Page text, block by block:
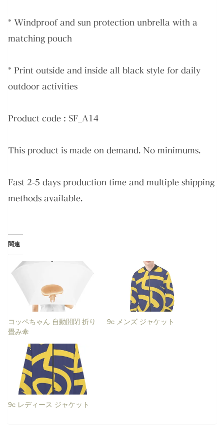
* Windproof and sun protection unbrella with a
matching pouch
* Print outside and inside all black style for daily
outdoor activities
Product code : SF_A14
This product is made on demand. No minimums.
Fast 2-5 days production time and multiple shipping
methods available.
関連
コッペちゃん 自動開閉 折り
畳み傘
9c メンズ ジャケット
9c レディース ジャケット